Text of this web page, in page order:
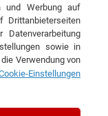
und Werbung auf
Drittanbieterseiten
sowie in
Verwendung von
Einstellungen